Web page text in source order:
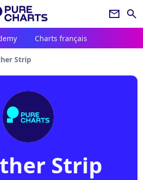
newsletter search
Charts français
Strip
Strip